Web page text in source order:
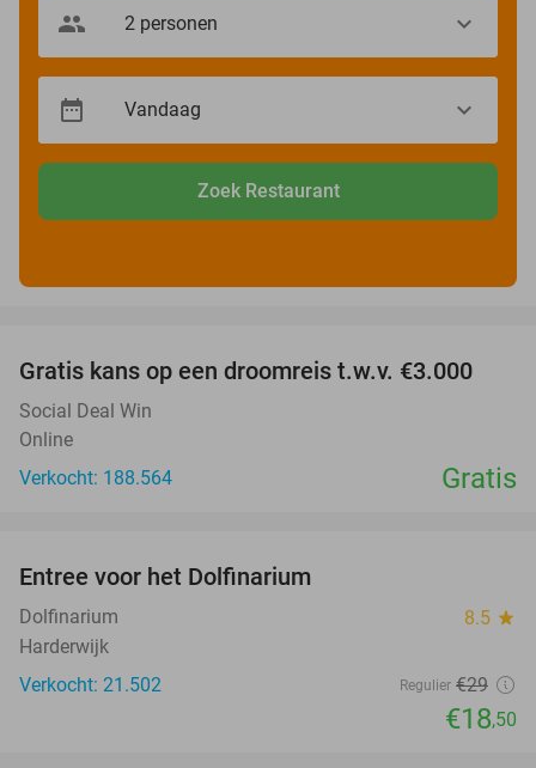
Zoek Restaurant
Gratis kans op een droomreis t.w.v. €3.000
Social Deal Win
Online
Verkocht: 188.564
Gratis
Entree voor het Dolfinarium
Dolfinarium 8.5 star
Harderwijk
Verkocht: 21.502
Regulier €29
€18,50